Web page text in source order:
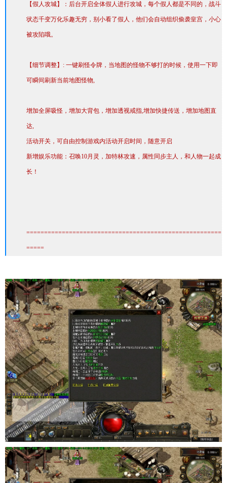
【假人攻城】：后台开启全体假人进行攻城，每个假人都是不同的，战斗
状态千变万化乐趣无穷，别小看了假人，他们会自动组织偷袭皇宫，小心
被攻陷哦。
【细节调整】: 一键刷怪令牌，当地图的怪物不够打的时候，使用一下即
可瞬间刷新当前地图怪物,
增加全屏吸怪，增加大背包，增加透视戒指,增加快捷传送，增加地图直
达,
活动开关，可自由控制游戏内活动开启时间，随意开启
新增娱乐功能：召唤10月灵，加特林攻速，属性同步主人，和人物一起成
长！
=======================================================
=====